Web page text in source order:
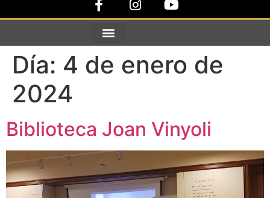
Día: 4 de enero de
2024
Biblioteca Joan Vinyoli